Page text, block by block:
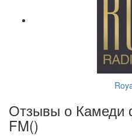
Отзывы о Камеди
FM()